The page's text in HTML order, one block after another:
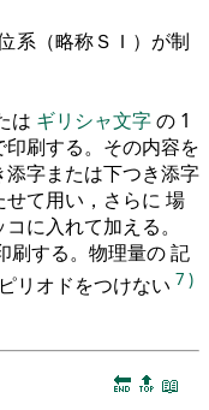
系（略称ＳＩ）が制
は ギリシャ文字の 1
刷する。その内容を
字または下つき添字
せて用い，さらに 場
に入れて加える。
刷する。物理量の 記
リオドをつけない 7 )
🔚 🔝 📖